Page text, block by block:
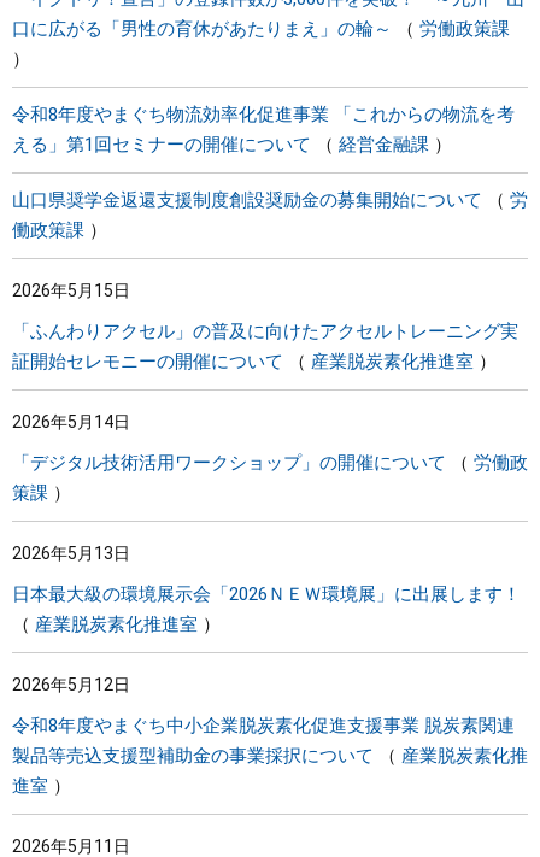
口に広がる「男性の育休があたりまえ」の輪～
労働政策課
令和8年度やまぐち物流効率化促進事業 「これからの物流を考
える」第1回セミナーの開催について
経営金融課
山口県奨学金返還支援制度創設奨励金の募集開始について
労
働政策課
2026年5月15日
「ふんわりアクセル」の普及に向けたアクセルトレーニング実
証開始セレモニーの開催について
産業脱炭素化推進室
2026年5月14日
「デジタル技術活用ワークショップ」の開催について
労働政
策課
2026年5月13日
日本最大級の環境展示会「2026ＮＥＷ環境展」に出展します！
産業脱炭素化推進室
2026年5月12日
令和8年度やまぐち中小企業脱炭素化促進支援事業 脱炭素関連
製品等売込支援型補助金の事業採択について
産業脱炭素化推
進室
2026年5月11日